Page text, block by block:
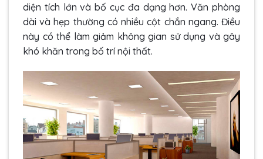
diện tích lớn và bố cục đa dạng hơn. Văn phòng
dài và hẹp thường có nhiều cột chắn ngang. Điều
này có thể làm giảm không gian sử dụng và gây
khó khăn trong bố trí nội thất.